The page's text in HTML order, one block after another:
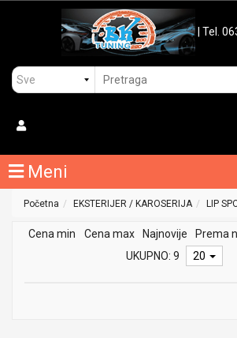
| Tel.
Meni
Početna EKSTERIJER / KAROSERIJA LIP
Cena min Cena max Najnovije Prema
UKUPNO: 9
20